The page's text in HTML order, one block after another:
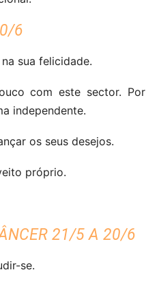
6
sua felicidade.
com este sector. Por
independente.
os seus desejos.
próprio.
21/5 A 20/6
se.